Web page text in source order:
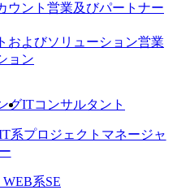
ウント営業及びパートナー
およびソリューション営業
ョン
グITコンサルタント
系プロジェクトマネージャ
ー
WEB系SE